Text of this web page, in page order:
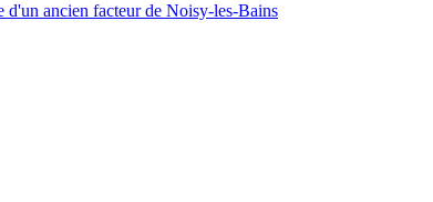
d'un ancien facteur de Noisy-les-Bains